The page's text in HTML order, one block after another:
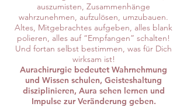
auszumisten, Zusammenhänge
wahrzunehmen, aufzulösen, umzubauen.
Altes, Mitgebrachtes aufgeben, alles blank
polieren, alles auf “Empfangen” schalten!
Und fortan selbst bestimmen, was für Dich
wirksam ist!
Aurachirurgie bedeutet Wahrnehmung
und Wissen schulen, Geisteshaltung
disziplinieren, Aura sehen lernen und
Impulse zur Veränderung geben.